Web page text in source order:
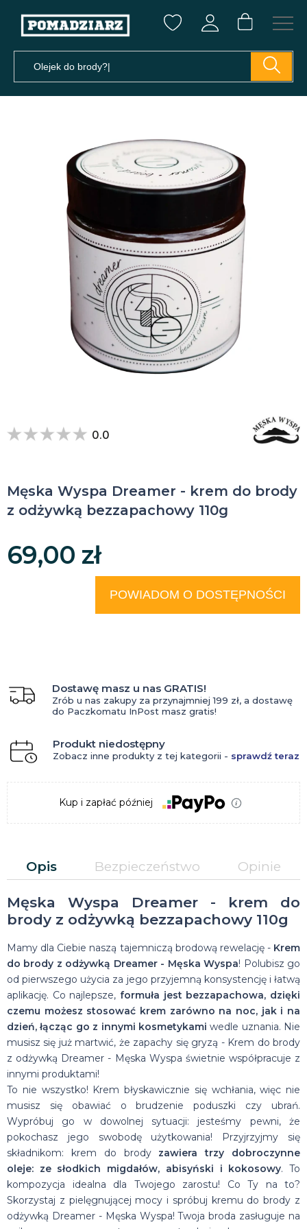
Męska Wyspa Dreamer - krem do brody
z odżywką bezzapachowy 110g
0.0
69,00 zł
POWIADOM O DOSTĘPNOŚCI
Dostawę masz u nas GRATIS!
Zrób u nas zakupy za przynajmniej 199 zł, a dostawę
do Paczkomatu InPost masz gratis!
Produkt niedostępny
Zobacz inne produkty z tej kategorii - sprawdź teraz
Kup i zapłać później
Opis Bezpieczeństwo Opinie
Męska Wyspa Dreamer - krem do
brody z odżywką bezzapachowy 110g
Mamy dla Ciebie naszą tajemniczą brodową rewelację - Krem
do brody z odżywką Dreamer - Męska Wyspa! Polubisz go
od pierwszego użycia za jego przyjemną konsystencję i łatwą
aplikację. Co najlepsze, formuła jest bezzapachowa, dzięki
czemu możesz stosować krem zarówno na noc, jak i na
dzień, łącząc go z innymi kosmetykami wedle uznania. Nie
musisz się już martwić, że zapachy się gryzą - Krem do brody
z odżywką Dreamer - Męska Wyspa świetnie współpracuje z
innymi produktami!
To nie wszystko! Krem błyskawicznie się wchłania, więc nie
musisz się obawiać o brudzenie poduszki czy ubrań.
Wypróbuj go w dowolnej sytuacji: jesteśmy pewni, że
pokochasz jego swobodę użytkowania! Przyjrzyjmy się
składnikom: krem do brody zawiera trzy dobroczynne
oleje: ze słodkich migdałów, abisyński i kokosowy. To
kompozycja idealna dla Twojego zarostu! Co Ty na to?
Skorzystaj z pielęgnującej mocy i spróbuj kremu do brody z
odżywką Dreamer - Męska Wyspa! Twoja broda zasługuje na